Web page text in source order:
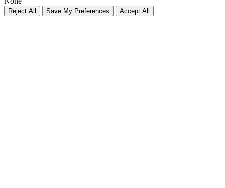
Reject All Save My Preferences Accept All